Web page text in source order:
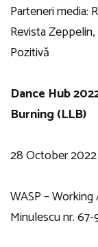
Parteneri media:
Revista
Pozitivă
Dance Hub
Burning (LLB)
28 October 2022
WASP –
Minulescu nr.